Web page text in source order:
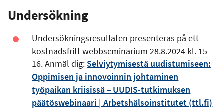
Undersökning
Undersökningsresultaten presenteras på ett
kostnadsfritt webbseminarium 28.8.2024 kl. 15–
16. Anmäl dig: Selviytymisestä uudistumiseen:
Oppimisen ja innovoinnin johtaminen
työpaikan kriisissä – UUDIS-tutkimuksen
päätöswebinaari | Arbetshälsoinstitutet (ttl.fi)